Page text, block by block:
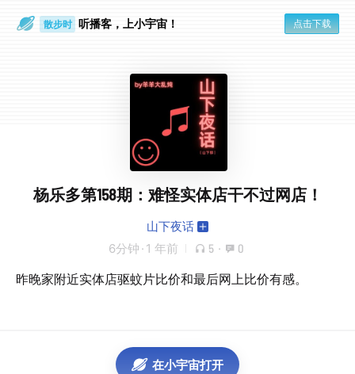
散步时 听播客，上小宇宙！ 点击下载
杨乐多第158期：难怪实体店干不过网店！
山下夜话
6分钟 · 1 年前 5 · 0
昨晚家附近实体店驱蚊片比价和最后网上比价有感。
在小宇宙打开